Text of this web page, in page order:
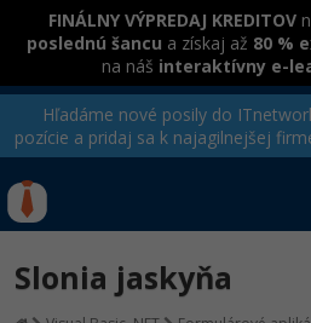
FINÁLNY VÝPREDAJ KREDITOV
poslednú šancu a získaj až 80 %
na náš interaktívny e-
Hľadáme nové posily do
pozície a pridaj sa k najagilnejšej
Rekvalifikačné kurzy
IT e-learning
Prihlásiť sa |Registrovať
Slonia jaskyňa